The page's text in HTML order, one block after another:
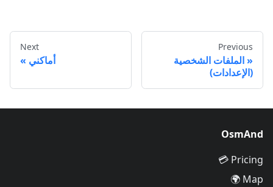
Previous
الملفات الشخصية
(الإعدادات)
Next
أماكني
OsmAnd
Pricing 💳
Map 🌍